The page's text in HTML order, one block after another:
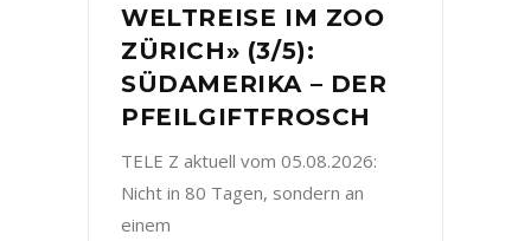
WELTREISE IM ZOO
ZÜRICH» (3/5):
SÜDAMERIKA – DER
PFEILGIFTFROSCH
TELE Z aktuell vom 05.08.2026:
Nicht in 80 Tagen, sondern an
einem